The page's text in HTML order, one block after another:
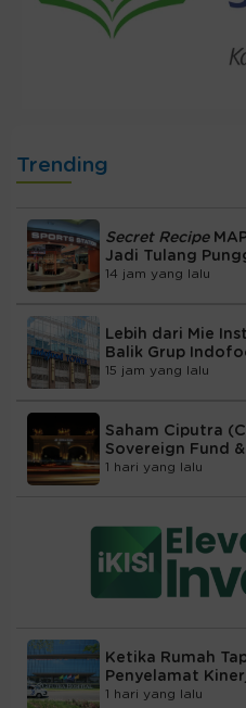
Trending
Secret Recipe
Jadi Tulang
14 jam yang lalu
Lebih dari Mie
Balik Grup
15 jam yang lalu
Saham Ciputra
Sovereign Fund
1 hari yang lalu
Ketika Rumah
Penyelamat
1 hari yang lalu